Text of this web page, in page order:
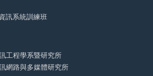
訊系統訓練班
工程學系暨研究所
網路與多媒體研究所